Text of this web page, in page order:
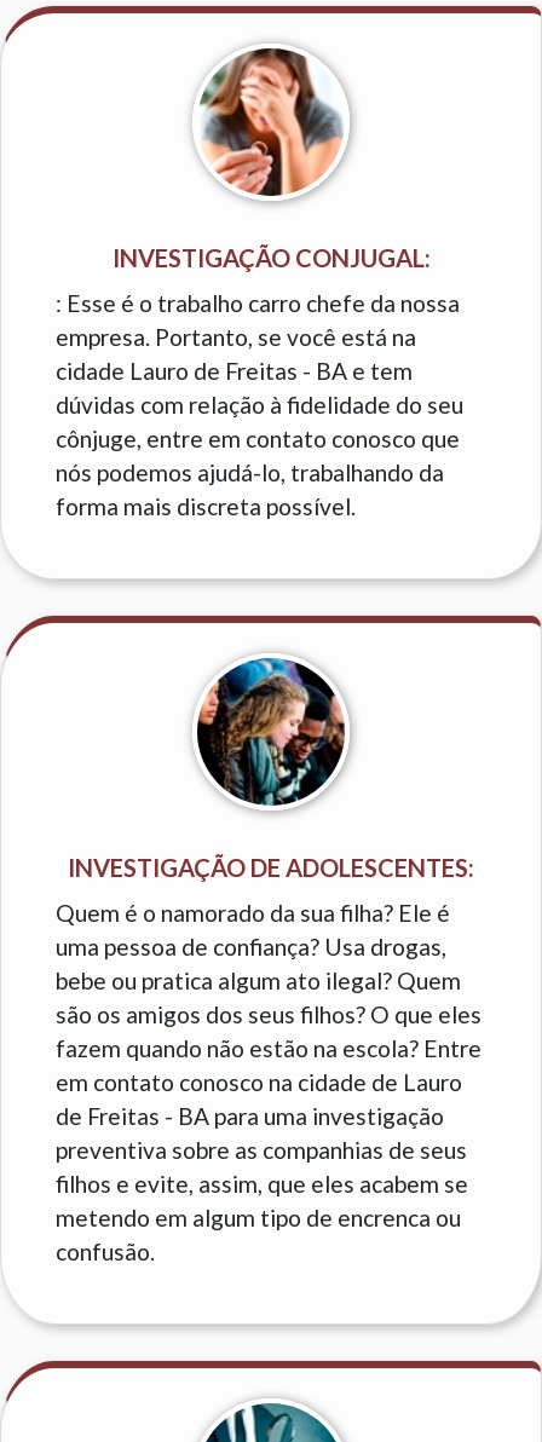
INVESTIGAÇÃO CONJUGAL:
: Esse é o trabalho carro chefe da nossa
empresa. Portanto, se você está na
cidade Lauro de Freitas - BA e tem
dúvidas com relação à fidelidade do seu
cônjuge, entre em contato conosco que
nós podemos ajudá-lo, trabalhando da
forma mais discreta possível.
INVESTIGAÇÃO DE ADOLESCENTES:
Quem é o namorado da sua filha? Ele é
uma pessoa de confiança? Usa drogas,
bebe ou pratica algum ato ilegal? Quem
são os amigos dos seus filhos? O que eles
fazem quando não estão na escola? Entre
em contato conosco na cidade de Lauro
de Freitas - BA para uma investigação
preventiva sobre as companhias de seus
filhos e evite, assim, que eles acabem se
metendo em algum tipo de encrenca ou
confusão.